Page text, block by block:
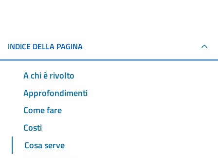
INDICE DELLA PAGINA
A chi è rivolto
Approfondimenti
Come fare
Costi
Cosa serve